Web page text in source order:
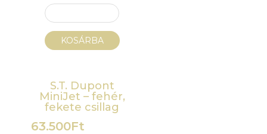
KOSÁRBA
S.T. Dupont
MiniJet – fehér,
fekete csillag
63.500Ft